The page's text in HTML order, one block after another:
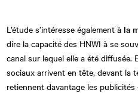
L’étude s’intéresse également à la
dire la capacité des HNWI à se
canal sur lequel elle a été diffusée.
sociaux arrivent en tête, devant la
retiennent davantage les publicités